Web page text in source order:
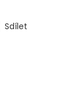
Sdílet